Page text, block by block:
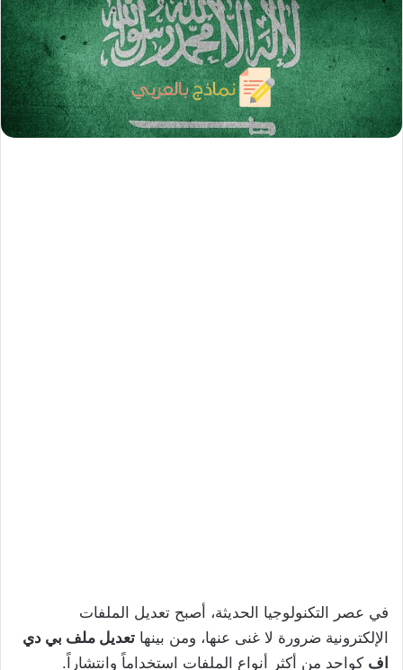
في عصر التكنولوجيا الحديثة، أصبح تعديل الملفات
الإلكترونية ضرورة لا غنى عنها، ومن بينها تعديل ملف بي دي
اف كواحد من أكثر أنواع الملفات استخداماً وانتشاراً.